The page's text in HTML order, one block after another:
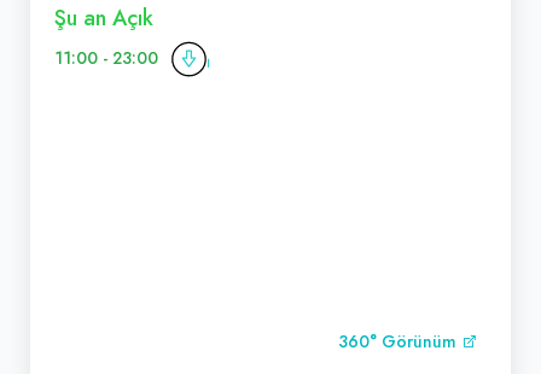
Şu an Açık
11:00 - 23:00
360° Görünüm